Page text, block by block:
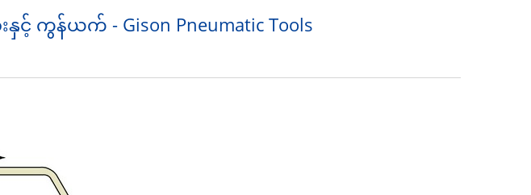
ကွန်ယက် - Gison Pneumatic Tools